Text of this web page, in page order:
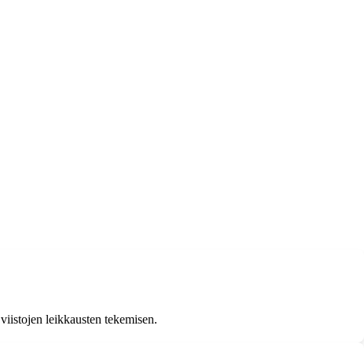
leikkausten tekemisen.